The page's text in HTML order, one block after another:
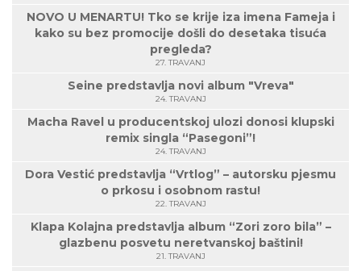
NOVO U MENARTU! Tko se krije iza imena Fameja i
kako su bez promocije došli do desetaka tisuća
pregleda?
27. TRAVANJ
Seine predstavlja novi album "Vreva"
24. TRAVANJ
Macha Ravel u producentskoj ulozi donosi klupski
remix singla “Pasegoni”!
24. TRAVANJ
Dora Vestić predstavlja “Vrtlog” – autorsku pjesmu
o prkosu i osobnom rastu!
22. TRAVANJ
Klapa Kolajna predstavlja album “Zori zoro bila” –
glazbenu posvetu neretvanskoj baštini!
21. TRAVANJ